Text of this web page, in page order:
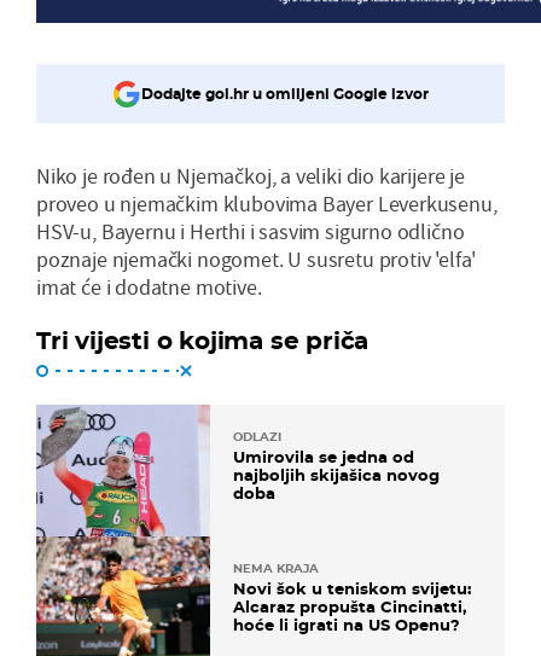
Dodajte gol.hr u omiljeni Google izvor
Niko je rođen u Njemačkoj, a veliki dio karijere je
proveo u njemačkim klubovima Bayer Leverkusenu,
HSV-u, Bayernu i Herthi i sasvim sigurno odlično
poznaje njemački nogomet. U susretu protiv 'elfa'
imat će i dodatne motive.
Tri vijesti o kojima se priča
ODLAZI
Umirovila se jedna od
najboljih skijašica novog
doba
NEMA KRAJA
Novi šok u teniskom svijetu:
Alcaraz propušta Cincinatti,
hoće li igrati na US Openu?